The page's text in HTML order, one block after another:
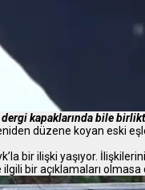
kapaklarında bile
düzene koyan eski
bir ilişki yaşıyor.
bir açıklamaları